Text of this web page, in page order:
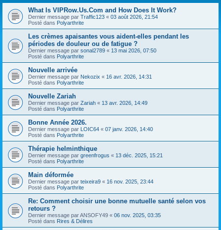
What Is VIPRow.Us.Com and How Does It Work?
Dernier message par Traffic123 « 03 août 2026, 21:54
Posté dans Polyarthrite
Les crèmes apaisantes vous aident-elles pendant les
périodes de douleur ou de fatigue ?
Dernier message par sonal2789 « 13 mai 2026, 07:50
Posté dans Polyarthrite
Nouvelle arrivée
Dernier message par Nekozix « 16 avr. 2026, 14:31
Posté dans Polyarthrite
Nouvelle Zariah
Dernier message par Zariah « 13 avr. 2026, 14:49
Posté dans Polyarthrite
Bonne Année 2026.
Dernier message par LOIC64 « 07 janv. 2026, 14:40
Posté dans Polyarthrite
Thérapie helminthique
Dernier message par greenfrogus « 13 déc. 2025, 15:21
Posté dans Polyarthrite
Main déformée
Dernier message par teixeira9 « 16 nov. 2025, 23:44
Posté dans Polyarthrite
Re: Comment choisir une bonne mutuelle santé selon vos
retours ?
Dernier message parANSOFY49 « 06 nov. 2025, 03:35
Posté dans Rires & Délires